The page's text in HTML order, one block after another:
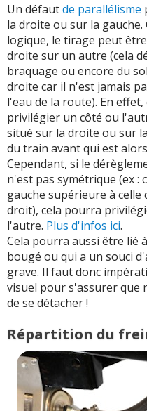
Un défautde parallélisme
la droite ou sur la
logique, le tirage peut
droite sur un autre (cela
braquage ou encore du
droite car il n'est jamais
l'eau de la route). En
privilégier un côté ou
situé sur la droite ou sur
du train avant qui est
Cependant, si le
n'est pas symétrique (ex :
gauche supérieure à
droit), cela pourra
l'autre. Plus d'infos ici.
Cela pourra aussi être lié
bougé ou qui a un souci
grave. Il faut donc
visuel pour s'assurer
de se détacher !
Répartition du